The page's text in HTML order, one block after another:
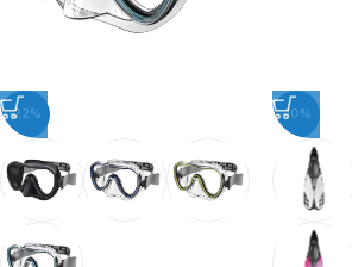
-22% -10%